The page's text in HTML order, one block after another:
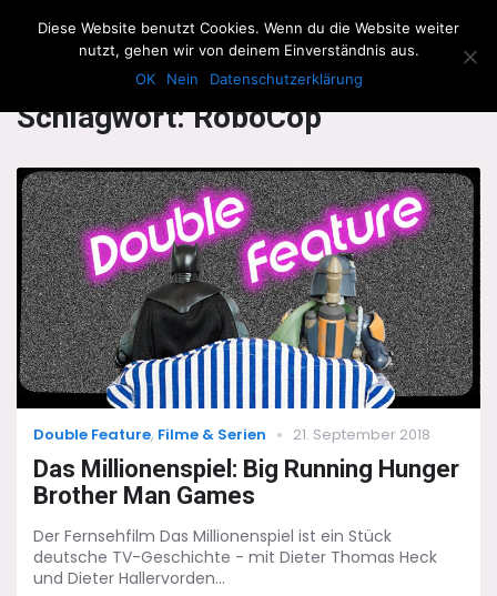
The Howling Men
Schlagwort:RoboCop
Categories
Double Feature, Filme & Serien
Posted
21. September 2018
Das Millionenspiel: Big Running Hunger
Brother Man Games
Der Fernsehfilm Das Millionenspiel ist ein Stück
deutsche TV-Geschichte - mit Dieter Thomas Heck
und Dieter Hallervorden...
Diese Website benutzt Cookies. Wenn du die Website weiter
nutzt, gehen wir von deinem Einverständnis aus.
OK
Nein Datenschutzerklärung